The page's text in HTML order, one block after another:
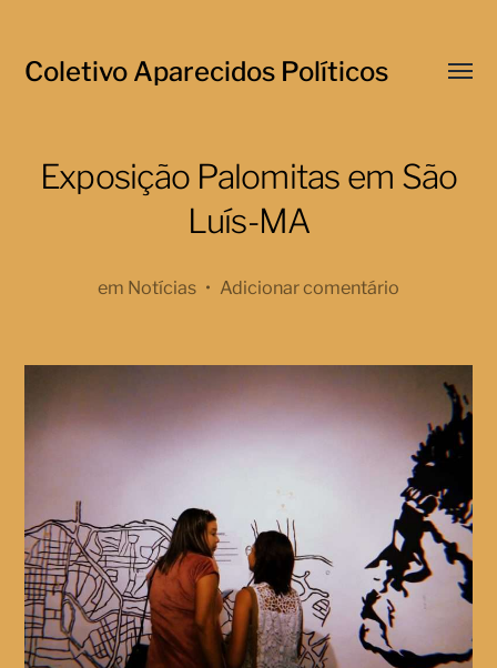
Coletivo Aparecidos Políticos
Menu
Exposição Palomitas em São
Luís-MA
em Notícias • Adicionar comentário